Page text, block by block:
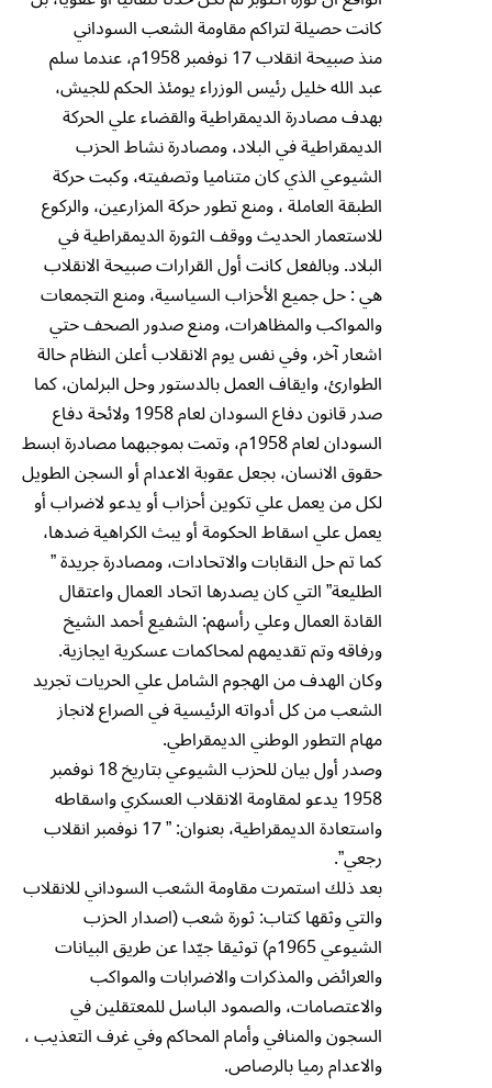
كانت حصيلة لتراكم مقاومة الشعب السوداني
منذ صبيحة انقلاب 17 نوفمبر 1958م، عندما سلم
عبد الله خليل رئيس الوزراء يومئذ الحكم للجيش،
بهدف مصادرة الديمقراطية والقضاء علي الحركة
الديمقراطية في البلاد، ومصادرة نشاط الحزب
الشيوعي الذي كان متناميا وتصفيته، وكبت حركة
الطبقة العاملة ، ومنع تطور حركة المزارعين، والركوع
للاستعمار الحديث ووقف الثورة الديمقراطية في
البلاد. وبالفعل كانت أول القرارات صبيحة الانقلاب
هي : حل جميع الأحزاب السياسية، ومنع التجمعات
والمواكب والمظاهرات، ومنع صدور الصحف حتي
اشعار آخر، وفي نفس يوم الانقلاب أعلن النظام حالة
الطوارئ، وايقاف العمل بالدستور وحل البرلمان، كما
صدر قانون دفاع السودان لعام 1958 ولائحة دفاع
السودان لعام 1958م، وتمت بموجبهما مصادرة ابسط
حقوق الانسان، بجعل عقوبة الاعدام أو السجن الطويل
لكل من يعمل علي تكوين أحزاب أو يدعو لاضراب أو
يعمل علي اسقاط الحكومة أو يبث الكراهية ضدها،
كما تم حل النقابات والاتحادات، ومصادرة جريدة ”
الطليعة” التي كان يصدرها اتحاد العمال واعتقال
القادة العمال وعلي رأسهم: الشفيع أحمد الشيخ
ورفاقه وتم تقديمهم لمحاكمات عسكرية ايجازية.
وكان الهدف من الهجوم الشامل علي الحريات تجريد
الشعب من كل أدواته الرئيسية في الصراع لانجاز
مهام التطور الوطني الديمقراطي.
وصدر أول بيان للحزب الشيوعي بتاريخ 18 نوفمبر
1958 يدعو لمقاومة الانقلاب العسكري واسقاطه
واستعادة الديمقراطية، بعنوان: ” 17 نوفمبر انقلاب
رجعي”.
بعد ذلك استمرت مقاومة الشعب السوداني للانقلاب
والتي وثقها كتاب: ثورة شعب (اصدار الحزب
الشيوعي 1965م) توثيقا جيّدا عن طريق البيانات
والعرائض والمذكرات والاضرابات والمواكب
والاعتصامات، والصمود الباسل للمعتقلين في
السجون والمنافي وأمام المحاكم وفي غرف التعذيب ،
والاعدام رميا بالرصاص.